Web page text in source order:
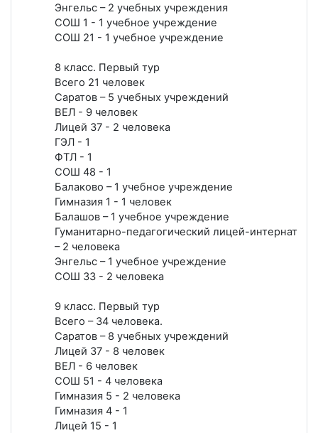
Энгельс – 2 учебных учреждения
СОШ 1 - 1 учебное учреждение
СОШ 21 - 1 учебное учреждение
8 класс. Первый тур
Всего 21 человек
Саратов – 5 учебных учреждений
ВЕЛ - 9 человек
Лицей 37 - 2 человека
ГЭЛ - 1
ФТЛ - 1
СОШ 48 - 1
Балаково – 1 учебное учреждение
Гимназия 1 - 1 человек
Балашов – 1 учебное учреждение
Гуманитарно-педагогический лицей-интернат
– 2 человека
Энгельс – 1 учебное учреждение
СОШ 33 - 2 человека
9 класс. Первый тур
Всего – 34 человека.
Саратов – 8 учебных учреждений
Лицей 37 - 8 человек
ВЕЛ - 6 человек
СОШ 51 - 4 человека
Гимназия 5 - 2 человека
Гимназия 4 - 1
Лицей 15 - 1